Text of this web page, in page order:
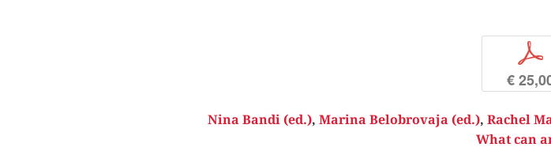
p
€
Nina Bandi (ed.), Marina Belobrovaja (ed.), Rachel
What can